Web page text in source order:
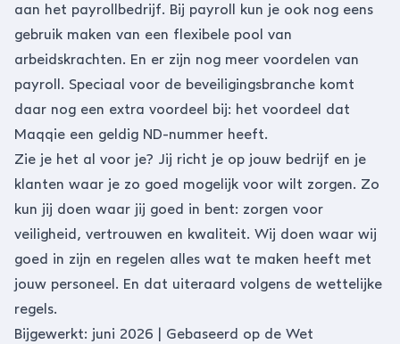
aan het payrollbedrijf. Bij payroll kun je ook nog eens
gebruik maken van een flexibele pool van
arbeidskrachten. En er zijn nog meer voordelen van
payroll . Speciaal voor de beveiligingsbranche komt
daar nog een extra voordeel bij: het voordeel dat
Maqqie een geldig ND-nummer heeft.
Zie je het al voor je? Jij richt je op jouw bedrijf en je
klanten waar je zo goed mogelijk voor wilt zorgen. Zo
kun jij doen waar jij goed in bent: zorgen voor
veiligheid, vertrouwen en kwaliteit. Wij doen waar wij
goed in zijn en regelen alles wat te maken heeft met
jouw personeel. En dat uiteraard volgens de wettelijke
regels.
Bijgewerkt: juni 2026 | Gebaseerd op de Wet